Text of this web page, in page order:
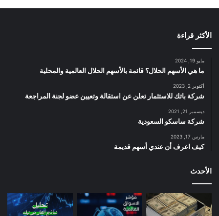
الأكثر قراءة
مايو 19, 2024
ما هي الأسهم الحلال؟ قائمة بالأسهم الحلال العالمية والمحلية
أكتوبر 2, 2023
شركة باتك للاستثمار تعلن عن استقالة وتعيين عضو لجنة المراجعة
ديسمبر 21, 2021
شركة ساسكو السعودية
مارس 17, 2023
كيف اعرف أن عندي أسهم قديمة
الأحدث